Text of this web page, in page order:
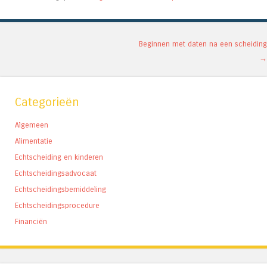
Beginnen met daten na een scheiding
→
Categorieën
Algemeen
Alimentatie
Echtscheiding en kinderen
Echtscheidingsadvocaat
Echtscheidingsbemiddeling
Echtscheidingsprocedure
Financiën